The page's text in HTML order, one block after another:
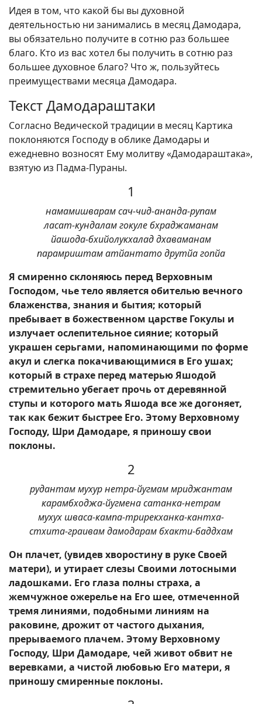
Идея в том, что какой бы вы духовной
деятельностью ни занимались в месяц Дамодара,
вы обязательно получите в сотню раз большее
благо. Кто из вас хотел бы получить в сотню раз
большее духовное благо? Что ж, пользуйтесь
преимуществами месяца Дамодара.
Текст Дамодараштаки
Согласно Ведической традиции в месяц Картика
поклоняются Господу в облике Дамодары и
ежедневно возносят Ему молитву «Дамодараштака»,
взятую из Падма-Пураны.
1
намамишварам сач-чид-ананда-рупам
ласат-кундалам гокуле бхраджаманам
йашода-бхийолукхалад дхаваманам
парамриштам атйантато друтйа гопйа
Я смиренно склоняюсь перед Верховным
Господом, чье тело является обителью вечного
блаженства, знания и бытия; который
пребывает в божественном царстве Гокулы и
излучает ослепительное сияние; который
украшен серьгами, напоминающими по форме
акул и слегка покачивающимися в Его ушах;
который в страхе перед матерью Яшодой
стремительно убегает прочь от деревянной
ступы и которого мать Яшода все же догоняет,
так как бежит быстрее Его. Этому Верховному
Господу, Шри Дамодаре, я приношу свои
поклоны.
2
рудантам мухур нетра-йугмам мриджантам
карамбходжа-йугмена сатанка-нетрам
мухух шваса-кампа-трирекханка-кантха-
стхита-граивам дамодарам бхакти-баддхам
Он плачет, (увидев хворостину в руке Своей
матери), и утирает слезы Своими лотосными
ладошками. Его глаза полны страха, а
жемчужное ожерелье на Его шее, отмеченной
тремя линиями, подобными линиям на
раковине, дрожит от частого дыхания,
прерываемого плачем. Этому Верховному
Господу, Шри Дамодаре, чей живот обвит не
веревками, а чистой любовью Его матери, я
приношу смиренные поклоны.